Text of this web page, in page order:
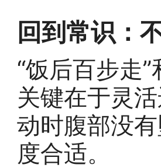
回到常识：
“饭后百步走
关键在于灵
动时腹部没
度合适。